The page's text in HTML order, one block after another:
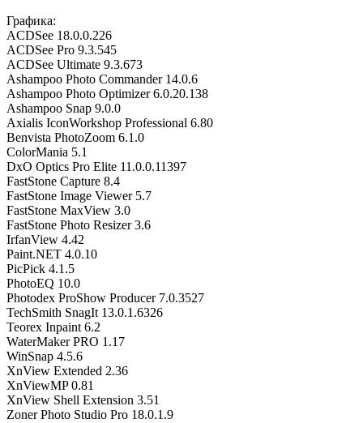
Графика:
ACDSee 18.0.0.226
ACDSee Pro 9.3.545
ACDSee Ultimate 9.3.673
Ashampoo Photo Commander 14.0.6
Ashampoo Photo Optimizer 6.0.20.138
Ashampoo Snap 9.0.0
Axialis IconWorkshop Professional 6.80
Benvista PhotoZoom 6.1.0
ColorMania 5.1
DxO Optics Pro Elite 11.0.0.11397
FastStone Capture 8.4
FastStone Image Viewer 5.7
FastStone MaxView 3.0
FastStone Photo Resizer 3.6
IrfanView 4.42
Paint.NET 4.0.10
PicPick 4.1.5
PhotoEQ 10.0
Photodex ProShow Producer 7.0.3527
TechSmith SnagIt 13.0.1.6326
Teorex Inpaint 6.2
WaterMaker PRO 1.17
WinSnap 4.5.6
XnView Extended 2.36
XnViewMP 0.81
XnView Shell Extension 3.51
Zoner Photo Studio Pro 18.0.1.9